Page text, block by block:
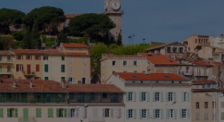
Tutustu tarjouksiin
Ensimmäisellä
Deals of the Day
Varaa etukäteen
Katso pakettimme